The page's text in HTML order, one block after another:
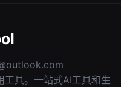
工具。一站式AI工具和生